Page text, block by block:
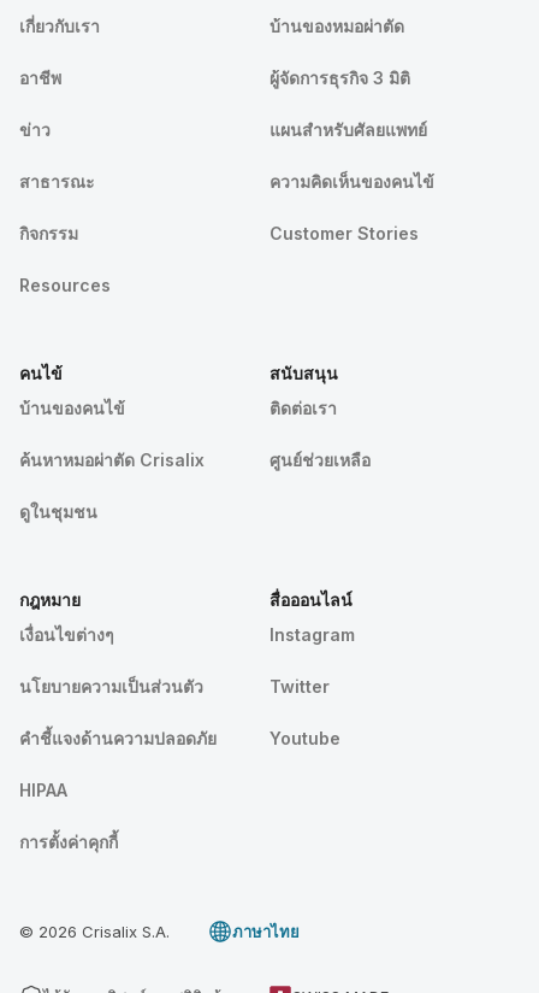
เกี่ยวกับเรา
อาชีพ
ข่าว
สาธารณะ
กิจกรรม
Resources
บ้านของหมอผ่าตัด
ผู้จัดการธุรกิจ 3 มิติ
แผนสำหรับศัลยแพทย์
ความคิดเห็นของคนไข้
Customer Stories
คนไข้
บ้านของคนไข้
ค้นหาหมอผ่าตัด Crisalix
ดูในชุมชน
สนับสนุน
ติดต่อเรา
ศูนย์ช่วยเหลือ
กฎหมาย
เงื่อนไขต่างๆ
นโยบายความเป็นส่วนตัว
คําชี้แจงด้านความปลอดภัย
HIPAA
การตั้งค่าคุกกี้
สื่อออนไลน์
Instagram
Twitter
Youtube
© 2026 Crisalix S.A. ภาษาไทย